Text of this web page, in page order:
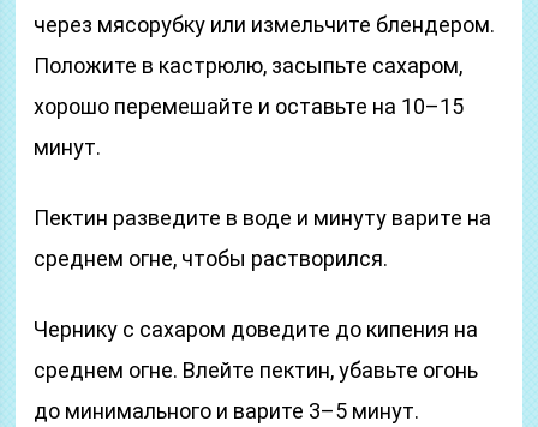
через мясорубку или измельчите блендером.
Положите в кастрюлю, засыпьте сахаром,
хорошо перемешайте и оставьте на 10–15
минут.
Пектин разведите в воде и минуту варите на
среднем огне, чтобы растворился.
Чернику с сахаром доведите до кипения на
среднем огне. Влейте пектин, убавьте огонь
до минимального и варите 3–5 минут.